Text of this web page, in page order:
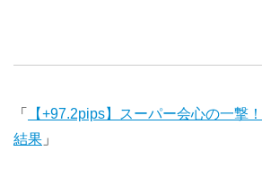
「
【+97.2pips】スーパー会心の一撃
結果 」